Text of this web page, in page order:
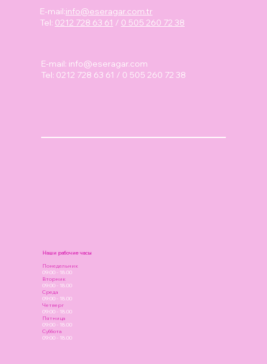
E-mail: info@eseragar.com
Tel: 0212 728 63 61 / 0 505 260 72 38
Наши рабочие часы
Понедельник
09:00 - 18.00
Вторник
09:00 - 18.00
Среда
09:00 - 18.00
Четверг
09:00 - 18.00
Пятница
09:00 - 18.00
Суббота
09:00 - 18.00
E-mail:info@eseragar.com.tr
Tel: 0212 728 63 61 / 0 505 260 72 38